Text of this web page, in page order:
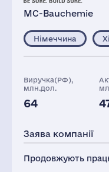
MC-Bauchemie
Німеччина
Виручка(РФ),
млн.дол.
64
6
Заява компанії
Продовжують